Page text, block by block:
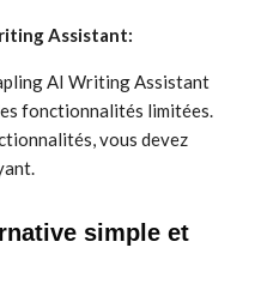
Assistant:
AI Writing Assistant
fonctionnalités limitées.
vous devez
simple et